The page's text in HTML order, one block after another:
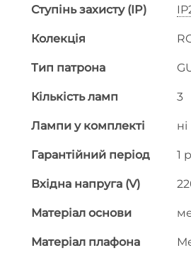
Ступінь захисту (IP)
Колекція
Тип патрона
Кількість ламп 3
Лампи у комплекті ні
Гарантійний період 1
Вхідна напруга (V)
Матеріал основи
Матеріал плафона